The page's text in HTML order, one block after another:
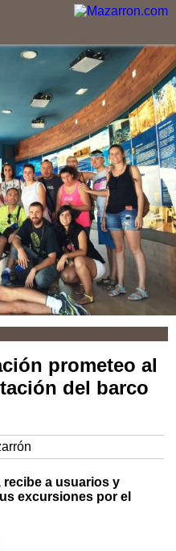
prometeo al
del barco
recibe a usuarios y
excursiones por el